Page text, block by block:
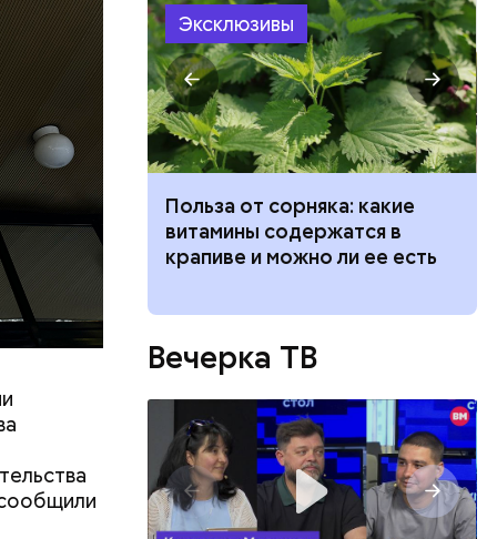
часть
13
, а
Эксклюзивы
к
глаз
Польза от сорняка: какие
витамины содержатся в
крапиве и можно ли ее есть
Вечерка ТВ